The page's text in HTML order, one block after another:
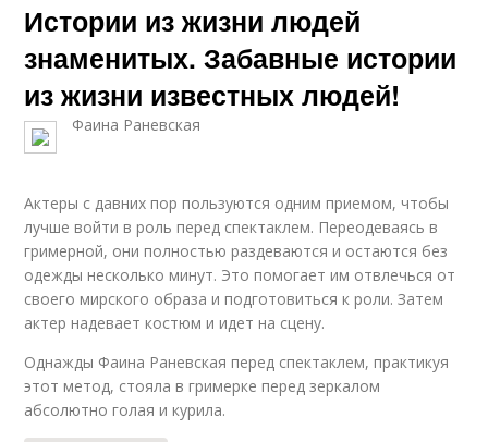
Истории из жизни людей
знаменитых. Забавные истории
из жизни известных людей!
Фаина Раневская
Актеры с давних пор пользуются одним приемом, чтобы
лучше войти в роль перед спектаклем. Переодеваясь в
гримерной, они полностью раздеваются и остаются без
одежды несколько минут. Это помогает им отвлечься от
своего мирского образа и подготовиться к роли. Затем
актер надевает костюм и идет на сцену.
Однажды Фаина Раневская перед спектаклем, практикуя
этот метод, стояла в гримерке перед зеркалом
абсолютно голая и курила.